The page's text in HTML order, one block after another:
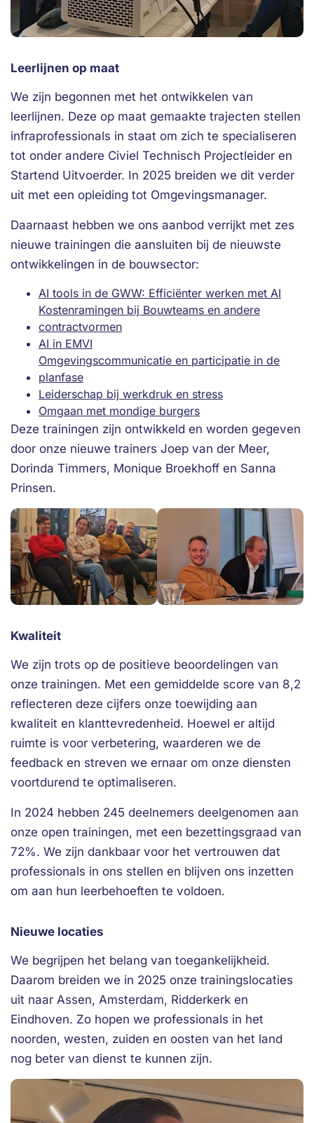
Leerlijnen op maat
We zijn begonnen met het ontwikkelen van
leerlijnen. Deze op maat gemaakte trajecten stellen
infraprofessionals in staat om zich te specialiseren
tot onder andere Civiel Technisch Projectleider en
Startend Uitvoerder. In 2025 breiden we dit verder
uit met een opleiding tot Omgevingsmanager.
Daarnaast hebben we ons aanbod verrijkt met zes
nieuwe trainingen die aansluiten bij de nieuwste
ontwikkelingen in de bouwsector:
AI tools in de GWW: Efficiënter werken met AI
Kostenramingen bij Bouwteams en andere
contractvormen
AI in EMVI
Omgevingscommunicatie en participatie in de
planfase
Leiderschap bij werkdruk en stress
Omgaan met mondige burgers
Deze trainingen zijn ontwikkeld en worden gegeven
door onze nieuwe trainers Joep van der Meer,
Dorinda Timmers, Monique Broekhoff en Sanna
Prinsen.
Kwaliteit
We zijn trots op de positieve beoordelingen van
onze trainingen. Met een gemiddelde score van 8,2
reflecteren deze cijfers onze toewijding aan
kwaliteit en klanttevredenheid. Hoewel er altijd
ruimte is voor verbetering, waarderen we de
feedback en streven we ernaar om onze diensten
voortdurend te optimaliseren.
In 2024 hebben 245 deelnemers deelgenomen aan
onze open trainingen, met een bezettingsgraad van
72%. We zijn dankbaar voor het vertrouwen dat
professionals in ons stellen en blijven ons inzetten
om aan hun leerbehoeften te voldoen.
Nieuwe locaties
We begrijpen het belang van toegankelijkheid.
Daarom breiden we in 2025 onze trainingslocaties
uit naar Assen, Amsterdam, Ridderkerk en
Eindhoven. Zo hopen we professionals in het
noorden, westen, zuiden en oosten van het land
nog beter van dienst te kunnen zijn.